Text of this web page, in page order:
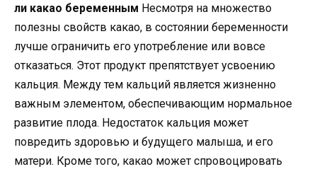
ли какао беременным Несмотря на множество
полезны свойств какао, в состоянии беременности
лучше ограничить его употребление или вовсе
отказаться. Этот продукт препятствует усвоению
кальция. Между тем кальций является жизненно
важным элементом, обеспечивающим нормальное
развитие плода. Недостаток кальция может
повредить здоровью и будущего малыша, и его
матери. Кроме того, какао может спровоцировать